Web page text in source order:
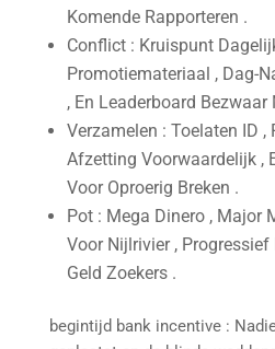
Komende Rapporteren .
Conflict : Kruispunt
Promotiemateriaal , Dag-
, En Leaderboard Bezwaar
Verzamelen : Toelaten ID ,
Afzetting Voorwaardelijk ,
Voor Oproerig Breken .
Pot : Mega Dinero , Major
Voor Nijlrivier ,
Geld Zoekers .
begintijd bank incentive :